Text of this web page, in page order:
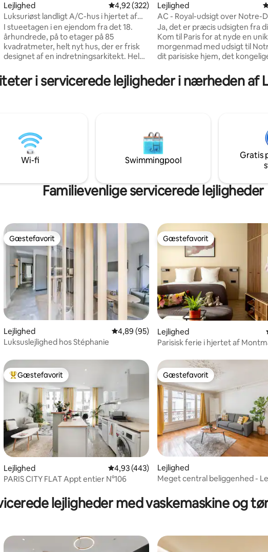
bedømmelse, 269 omtaler
Lejlighed 4,92 ud af 5 i gennemsnitlig bedømmelse,
4,92 (322)
Luksuriøst landligt A/C-hus i hjertet af
Marais
I stueetagen i en ejendom fra det 18.
århundrede, på to etager på 85
kvadratmeter, helt nyt hus, der er frisk
designet af en indretningsarkitekt. Hele
maksimal uafhængighed og diskretion.
Huset har egen indgang og har et
Som et luksuriøst hus på landet i hjertet
af Marais, den "cooleste gade i Paris",
siger New Economist.
Lejlighed
AC - Royal-udsigt over Notre-
Ja, det er præcis udsigten fra
Kom til Paris for at nyde en unik
morgenmad med udsigt til
dit parisiske hjem, det
solen forsvinder bag Notre
himlen bliver 50 nuancer af
sjældenhed i en 400 år gammel
hjertet af Lysets by.
dens mellemnavn.
i servicerede lejligheder i nærheden af
Wi-fi Swimmingpool
Gratis
Familievenlige servicerede lejligheder
i gennemsnitlig bedømmelse, 34 omtaler
Gæstefavorit
Gæstefavorit
Lejlighed 4,89 ud af 5 i gennemsnitlig bedømmelse,
4,89 (95)
Luksuslejlighed hos Stéphanie
Gæstefavorit
Gæstefavorit
Lejlighed
Parisisk ferie i hjertet af
gennemsnitlig bedømmelse, 43 omtaler
Bedste gæstefavorit
Gæstefavorit
Lejlighed 4,93 ud af 5 i gennemsnitlig bedømmelse,
4,93 (443)
PARIS CITY FLAT Appt entier N°106
Gæstefavorit
Gæstefavorit
Lejlighed
Meget central beliggenhed -
lejligheder med vaskemaskine og